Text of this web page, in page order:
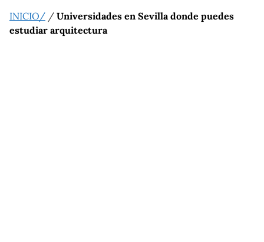
INICIO/ / Universidades en Sevilla donde puedes
estudiar arquitectura